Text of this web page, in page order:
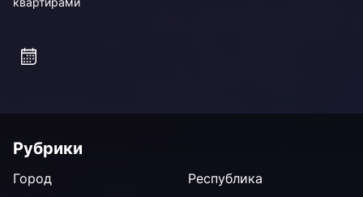
Рубрики
Город
Республика